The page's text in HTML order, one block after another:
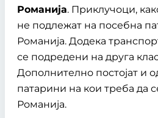
Романија. Приклучоци,
не подлежат на посебна
Романија. Додека
се подредени на друга
Дополнително постојат и
патарини на кои треба да
Романија.